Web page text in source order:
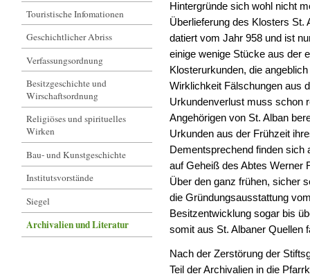
Touristische Infomationen
Geschichtlicher Abriss
Verfassungsordnung
Besitzgeschichte und
Wirschaftsordnung
Religiöses und spirituelles
Wirken
Bau- und Kunstgeschichte
Institutsvorstände
Siegel
Archivalien und Literatur
Hintergründe sich wohl nicht
Überlieferung des Klosters St.
datiert vom Jahr 958 und ist
einige wenige Stücke aus der
Klosterurkunden, die
Wirklichkeit Fälschungen aus
Urkundenverlust muss schon
Angehörigen von St. Alban
Urkunden aus der Frühzeit
Dementsprechend finden sich
auf Geheiß des Abtes Werner
Über den ganz frühen, sicher
die Gründungsausstattung
Besitzentwicklung sogar bis
somit aus St. Albaner Quellen
Nach der Zerstörung der
Teil der Archivalien in die